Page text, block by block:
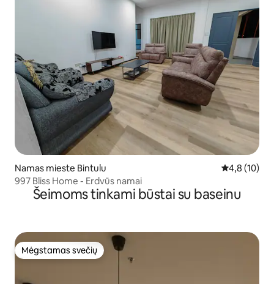
Namas mieste Bintulu Vidutinis
4,8 (10)
997 Bliss Home - Erdvūs namai
Šeimoms tinkami būstai su baseinu
Mėgstamas svečių
Mėgstamas svečių